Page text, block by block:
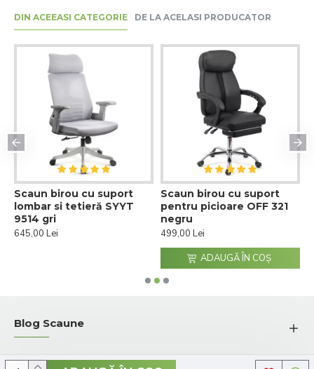
DIN ACEEASI CATEGORIE DE LA ACELASI PRODUCATOR
Scaun birou cu suport
lombar si tetieră SYYT
9514 gri
645,00 Lei
Scaun birou cu suport
pentru picioare OFF 321
negru
499,00 Lei
ADAUGĂ ÎN COŞ
Blog Scaune